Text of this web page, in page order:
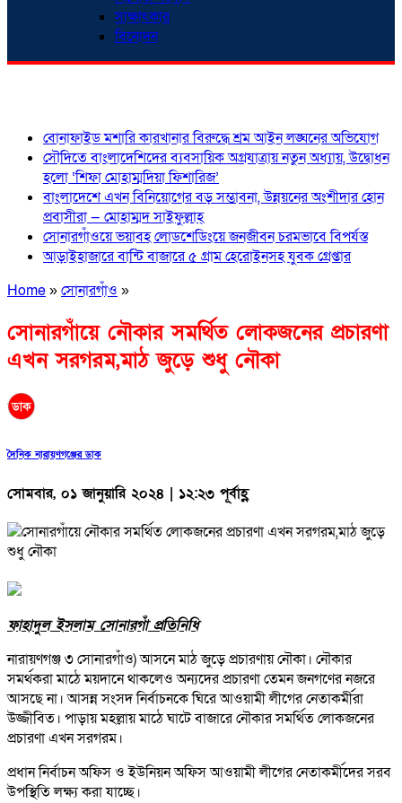
সাক্ষাৎকার
বিনোদন
বোনাফাইড মশারি কারখানার বিরুদ্ধে শ্রম আইন লঙ্ঘনের অভিযোগ
সৌদিতে বাংলাদেশিদের ব্যবসায়িক অগ্রযাত্রায় নতুন অধ্যায়, উদ্বোধন
হলো ‘শিফা মোহাম্মদিয়া ফিশারিজ’
বাংলাদেশে এখন বিনিয়োগের বড় সম্ভাবনা, উন্নয়নের অংশীদার হোন
প্রবাসীরা — মোহাম্মদ সাইফুল্লাহ্
সোনারগাঁওয়ে ভয়াবহ লোডশেডিংয়ে জনজীবন চরমভাবে বিপর্যস্ত
আড়াইহাজারে বান্টি বাজারে ৫ গ্রাম হেরোইনসহ যুবক গ্রেপ্তার
Home»সোনারগাঁও »
সোনারগাঁয়ে নৌকার সমর্থিত লোকজনের প্রচারণা
এখন সরগরম,মাঠ জুড়ে শুধু নৌকা
দৈনিক নারায়ণগঞ্জের ডাক
সোমবার, ০১ জানুয়ারি ২০২৪ | ১২:২৩ পূর্বাহ্ণ
ফাহাদুল ইসলাম সোনারগাঁ প্রতিনিধি
নারায়ণগঞ্জ ৩ সোনারগাঁও) আসনে মাঠ জুড়ে প্রচারণায় নৌকা। নৌকার
সমর্থকরা মাঠে ময়দানে থাকলেও অন্যদের প্রচারণা তেমন জনগণের নজরে
আসছে না। আসন্ন সংসদ নির্বাচনকে ঘিরে আওয়ামী লীগের নেতাকর্মীরা
উজ্জীবিত। পাড়ায় মহল্লায় মাঠে ঘাটে বাজারে নৌকার সমর্থিত লোকজনের
প্রচারণা এখন সরগরম।
প্রধান নির্বাচন অফিস ও ইউনিয়ন অফিস আওয়ামী লীগের নেতাকর্মীদের সরব
উপস্থিতি লক্ষ্য করা যাচ্ছে।